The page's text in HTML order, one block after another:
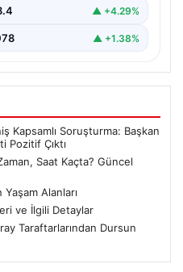
▲ +4.29%
▲ +1.38%
Kapsamlı Soruşturma: Başkan
Pozitif Çıktı
Saat Kaçta? Güncel
Alanları
ve İlgili Detaylar
Taraftarlarından Dursun